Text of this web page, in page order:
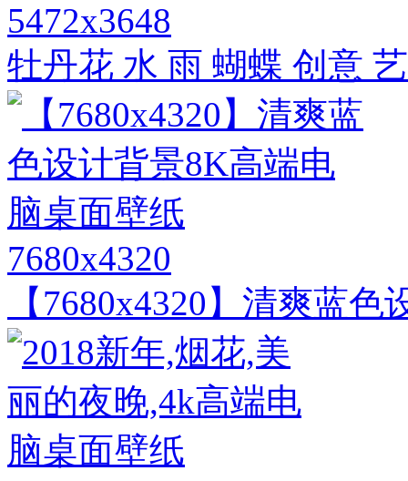
5472x3648
牡丹花 水 雨 蝴蝶 创意
7680x4320
【7680x4320】清爽蓝